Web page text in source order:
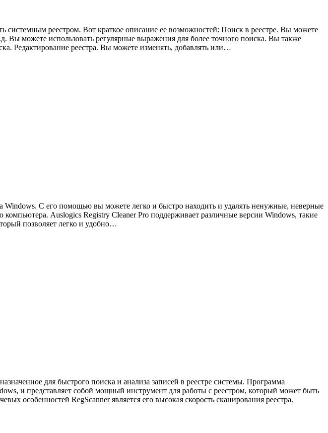
системным реестром. Вот краткое описание ее возможностей: Поиск в реестре. Вы можете
можете использовать регулярные выражения для более точного поиска. Вы также
Редактирование реестра. Вы можете изменять, добавлять или…
С его помощью вы можете легко и быстро находить и удалять ненужные, неверные
Auslogics Registry Cleaner Pro поддерживает различные версии Windows, такие
позволяет легко и удобно…
для быстрого поиска и анализа записей в реестре системы. Программа
и представляет собой мощный инструмент для работы с реестром, который может быть
особенностей RegScanner является его высокая скорость сканирования реестра.